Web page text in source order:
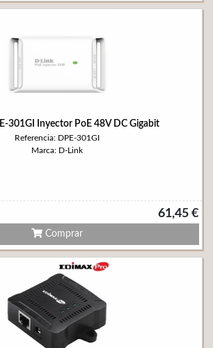
301GI Inyector PoE 48V DC Gigabit
Referencia: DPE-301GI
Marca: D-Link
61,45 €
Comprar